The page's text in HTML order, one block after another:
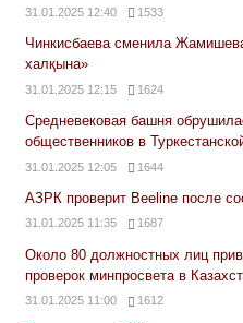
31.01.2025 12:40 1533
Чинкисбаева сменила
халқына»
31.01.2025 12:15 1624
Средневековая башня
общественников в
31.01.2025 12:05 1644
АЗРК проверит Beeline после
31.01.2025 11:35 1687
Около 80 должностных лиц
проверок минпросвета в
31.01.2025 11:00 1612